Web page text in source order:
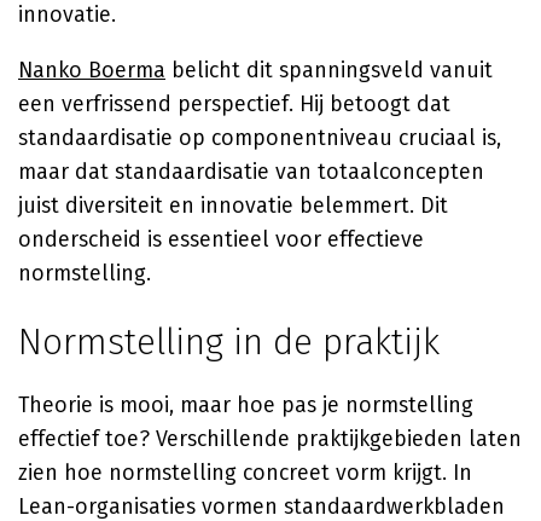
innovatie.
Nanko Boerma belicht dit spanningsveld vanuit
een verfrissend perspectief. Hij betoogt dat
standaardisatie op componentniveau cruciaal is,
maar dat standaardisatie van totaalconcepten
juist diversiteit en innovatie belemmert. Dit
onderscheid is essentieel voor effectieve
normstelling.
Normstelling in de praktijk
Theorie is mooi, maar hoe pas je normstelling
effectief toe? Verschillende praktijkgebieden laten
zien hoe normstelling concreet vorm krijgt. In
Lean-organisaties vormen standaardwerkbladen